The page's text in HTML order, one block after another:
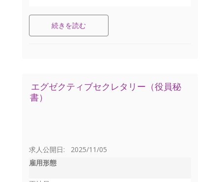
続きを読む
エグゼクティブセクレタリー（役員秘
書）
求人公開日: 2025/11/05
雇用形態